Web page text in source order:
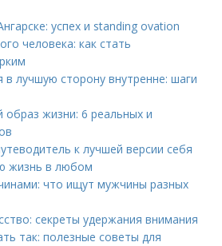
успех и standing ovation
человека: как стать
в лучшую сторону внутренне: шаги
образ жизни: 6 реальных и
к лучшей версии себя
жизнь в любом
что ищут мужчины разных
секреты удержания внимания
так: полезные советы для